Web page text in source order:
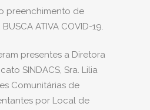
preenchimento de
BUSCA ATIVA COVID-19.
presentes a Diretora
SINDACS, Sra. Lilia
Comunitárias de
por Local de